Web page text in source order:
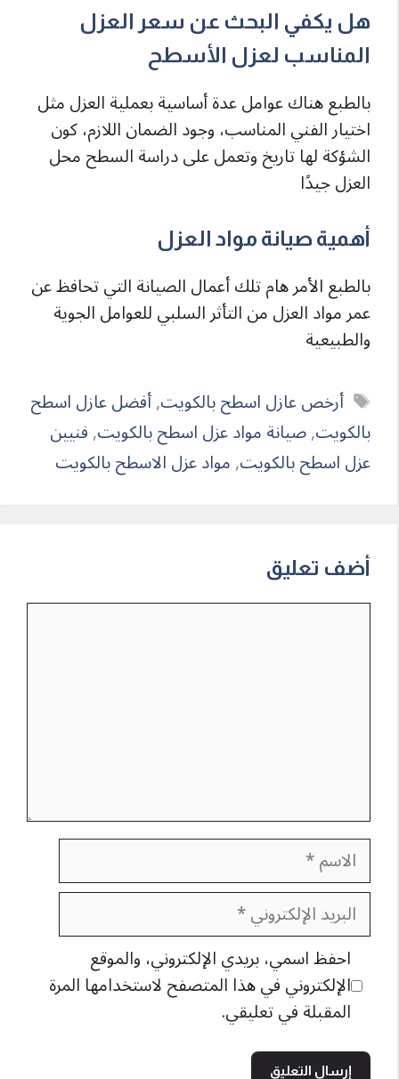
هل يكفي البحث عن سعر العزل
المناسب لعزل الأسطح
بالطبع هناك عوامل عدة أساسية بعملية العزل مثل
اختيار الفني المناسب، وجود الضمان اللازم، كون
الشؤكة لها تاريخ وتعمل على دراسة السطح محل
العزل جيدًا
أهمية صيانة مواد العزل
بالطبع الأمر هام تلك أعمال الصيانة التي تحافظ عن
عمر مواد العزل من التأثر السلبي للعوامل الجوية
والطبيعية
الوسوم
أرخص عازل اسطح بالكويت,أفضل عازل اسطح
بالكويت,صيانة مواد عزل اسطح بالكويت,فنيين
عزل اسطح بالكويت,مواد عزل الاسطح بالكويت
أضف تعليق
تعليق
الاسم
البريد
الإلكتروني
احفظ اسمي، بريدي الإلكتروني، والموقع
الإلكتروني في هذا المتصفح لاستخدامها المرة
المقبلة في تعليقي.